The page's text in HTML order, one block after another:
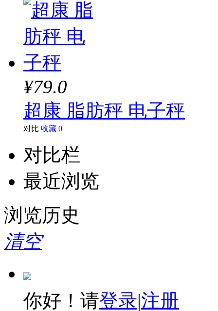
¥79.0
超康 脂肪秤 电子秤
对比 收藏 0
对比栏
最近浏览
浏览历史
清空
你好！请登录|注册